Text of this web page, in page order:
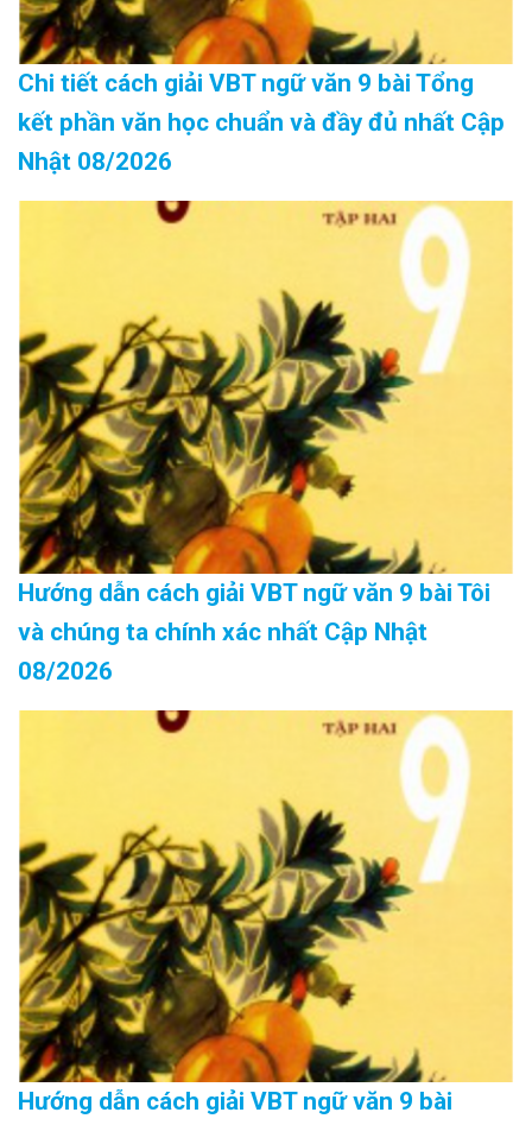
Chi tiết cách giải VBT ngữ văn 9 bài Tổng
kết phần văn học chuẩn và đầy đủ nhất Cập
Nhật 08/2026
Hướng dẫn cách giải VBT ngữ văn 9 bài Tôi
và chúng ta chính xác nhất Cập Nhật
08/2026
Hướng dẫn cách giải VBT ngữ văn 9 bài